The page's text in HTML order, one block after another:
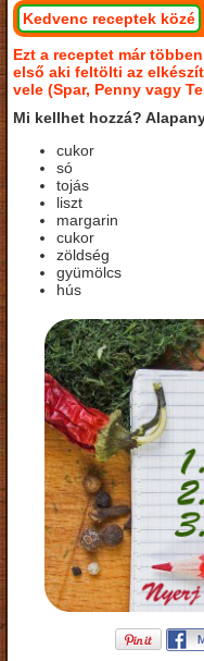
Kedvenc receptek közé
Ezt a receptet már
első aki feltölti az
vele (Spar, Penny vagy
Mi kellhet hozzá?
cukor
só
tojás
liszt
margarin
cukor
zöldség
gyümölcs
hús